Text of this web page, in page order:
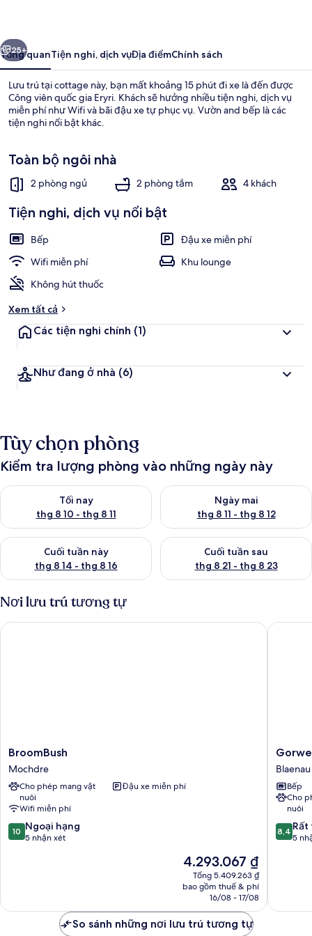
Tiếp
25+
Tổng quanTiện nghi, dịch vụĐịa điểmChính sách
Lưu trú tại cottage này, bạn mất khoảng 15 phút đi xe là đến được
Công viên quốc gia Eryri. Khách sẽ hưởng nhiều tiện nghi, dịch vụ
miễn phí như Wifi và bãi đậu xe tự phục vụ. Vườn and bếp là các
tiện nghi nổi bật khác.
Toàn bộ ngôi nhà
2 phòng ngủ 2 phòng tắm 4 khách
Tiện nghi, dịch vụ nổi bật
Bếp
Đậu xe miễn phí
Wifi miễn phí
Khu lounge
Không hút thuốc
Xem tất cả
Các tiện nghi chính (1)
Như đang ở nhà (6)
Tùy chọn phòng
Kiểm tra lượng phòng vào những ngày này
Tối nay
thg 8 10 - thg 8 11
Kiểm tra lượng phòng tối nay từ thg 8 10 - thg 8 11
Ngày mai
thg 8 11 - thg 8 12
Kiểm tra lượng phòng ngày
Cuối tuần này
thg 8 14 - thg 8 16
Kiểm tra lượng phòng cuối tuần này từ thg 8 14 - thg 8 16
Cuối tuần sau
thg 8 21 - thg 8 23
Kiểm tra lượng phòng cuối
Nơi lưu trú tương tự
BroomBush
Mochdre
BroomBush
Mochdre
Cho phép mang vật
nuôi
Đậu xe miễn phí
Wifi miễn phí
10.0
trên
xét
10 Ngoại hạng
5 nhận xét
Giá
hiện
tại
4.293.067 ₫
4.293.067 ₫
Tổng 5.409.263 ₫
bao gồm thuế & phí
16/08 - 17/08
BroomBush
Gorwel
Blaenau
Bếp
Cho
nuôi
8.4
trên
xét
8,4 Rất
5
Gorwel
So sánh những nơi lưu trú tương tự